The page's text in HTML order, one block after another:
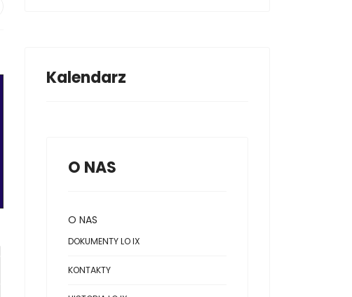
Kalendarz
O NAS
O NAS
DOKUMENTY LO IX
KONTAKTY